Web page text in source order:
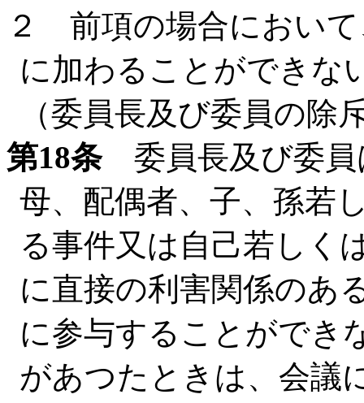
２ 前項の場合におい
に加わることができな
（委員長及び委員の除
第18条委員長及び委員
母、配偶者、子、孫若
る事件又は自己若しく
に直接の利害関係のあ
に参与することができ
があつたときは、会議